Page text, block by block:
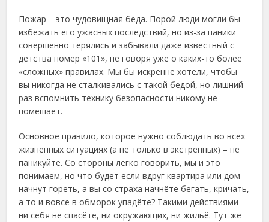
Пожар – это чудовищная беда. Порой люди могли бы
избежать его ужасных последствий, но из-за паники
совершенно терялись и забывали даже известный с
детства номер «101», не говоря уже о каких-то более
«сложных» правилах. Мы бы искренне хотели, чтобы
вы никогда не сталкивались с такой бедой, но лишний
раз вспомнить технику безопасности никому не
помешает.
Основное правило, которое нужно соблюдать во всех
жизненных ситуациях (а не только в экстренных) – не
паникуйте. Со стороны легко говорить, мы и это
понимаем, но что будет если вдруг квартира или дом
начнут гореть, а вы со страха начнёте бегать, кричать,
а то и вовсе в обморок упадёте? Такими действиями
ни себя не спасёте, ни окружающих, ни жильё. Тут же